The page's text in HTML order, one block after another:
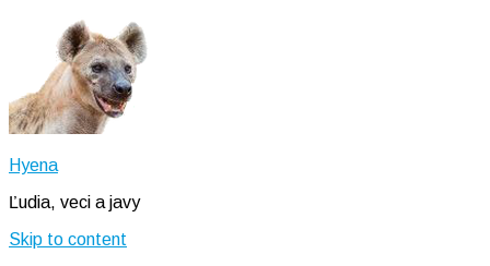
Hyena
Ľudia, veci a javy
Skip to content